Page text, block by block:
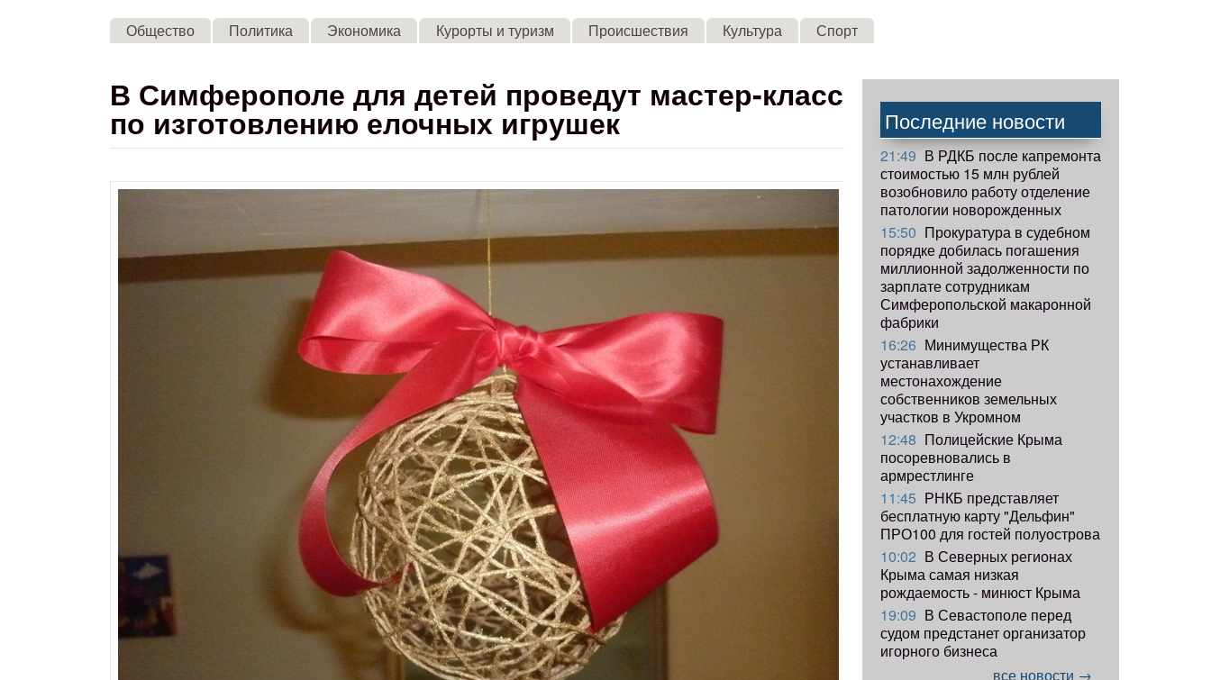
Skip to main content
Общество Политика Экономика Курорты и туризм Происшествия Культура Спорт
В Симферополе для детей проведут мастер-класс
по изготовлению елочных игрушек Последние новости
21:49 В РДКБ после капремонта
стоимостью 15 млн рублей
возобновило работу отделение
патологии новорожденных
15:50 Прокуратура в судебном
порядке добилась погашения
миллионной задолженности по
зарплате сотрудникам
Симферопольской макаронной
фабрики
16:26 Минимущества РК
устанавливает
местонахождение
собственников земельных
участков в Укромном
12:48 Полицейские Крыма
посоревновались в
армрестлинге
11:45 РНКБ представляет
бесплатную карту "Дельфин"
ПРО100 для гостей полуострова
10:02 В Северных регионах
Крыма самая низкая
рождаемость - минюст Крыма
19:09 В Севастополе перед
судом предстанет организатор
игорного бизнеса
все новости →